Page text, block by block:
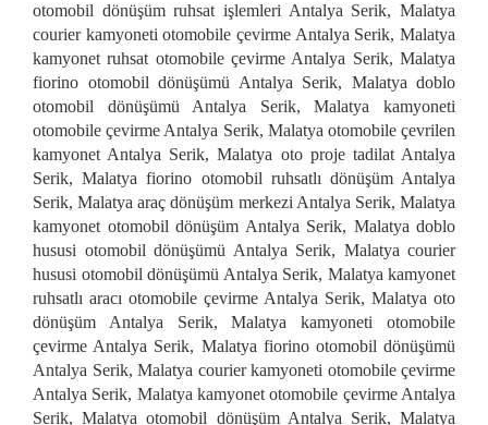
otomobil dönüşüm ruhsat işlemleri Antalya Serik, Malatya
courier kamyoneti otomobile çevirme Antalya Serik, Malatya
kamyonet ruhsat otomobile çevirme Antalya Serik, Malatya
fiorino otomobil dönüşümü Antalya Serik, Malatya doblo
otomobil dönüşümü Antalya Serik, Malatya kamyoneti
otomobile çevirme Antalya Serik, Malatya otomobile çevrilen
kamyonet Antalya Serik, Malatya oto proje tadilat Antalya
Serik, Malatya fiorino otomobil ruhsatlı dönüşüm Antalya
Serik, Malatya araç dönüşüm merkezi Antalya Serik, Malatya
kamyonet otomobil dönüşüm Antalya Serik, Malatya doblo
hususi otomobil dönüşümü Antalya Serik, Malatya courier
hususi otomobil dönüşümü Antalya Serik, Malatya kamyonet
ruhsatlı aracı otomobile çevirme Antalya Serik, Malatya oto
dönüşüm Antalya Serik, Malatya kamyoneti otomobile
çevirme Antalya Serik, Malatya fiorino otomobil dönüşümü
Antalya Serik, Malatya courier kamyoneti otomobile çevirme
Antalya Serik, Malatya kamyonet otomobile çevirme Antalya
Serik, Malatya otomobil dönüşüm Antalya Serik, Malatya